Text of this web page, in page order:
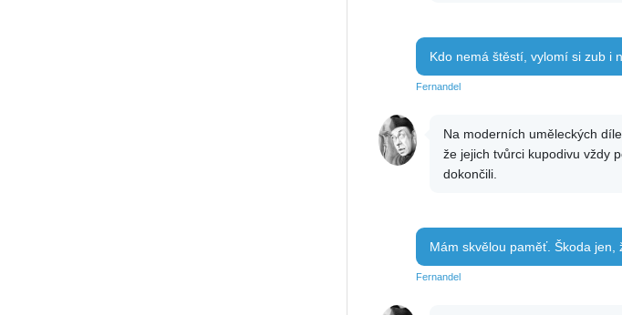
Kdo nemá štěstí, vylomí si zub i
Fernandel
Na moderních uměleckých
že jejich tvůrci kupodivu vždy
dokončili.
Mám skvělou paměť. Škoda jen,
Fernandel